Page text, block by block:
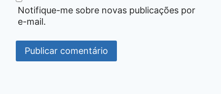
Notifique-me sobre novas publicações por
e-mail.